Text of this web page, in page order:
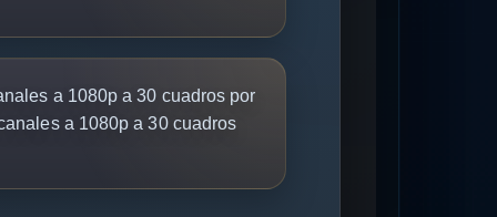
a 1080p a 30 cuadros por
a 1080p a 30 cuadros